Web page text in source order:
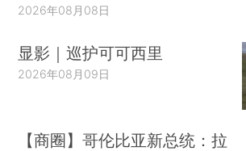
2026年08月08日
显影｜巡护可可西里
2026年08月09日
【商圈】哥伦比亚新总统：拉